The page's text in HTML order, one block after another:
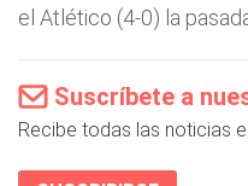
el Atlético (4-0) la
Suscríbete a
Recibe todas las noticias